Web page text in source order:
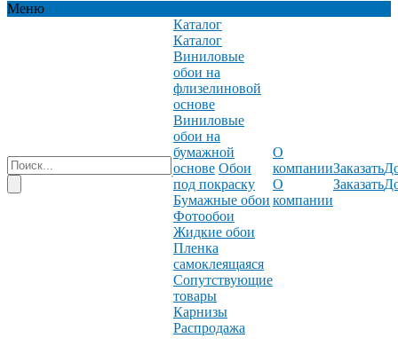
Меню
Каталог
Каталог
Виниловые
обои на
флизелиновой
основе
Виниловые
обои на
бумажной
основе Обои
под покраску
Бумажные обои
Фотообои
Жидкие обои
Пленка
самоклеящаяся
Сопутствующие
товары
Карнизы
Распродажа
О
компании
О
компании
Заказать
Заказать